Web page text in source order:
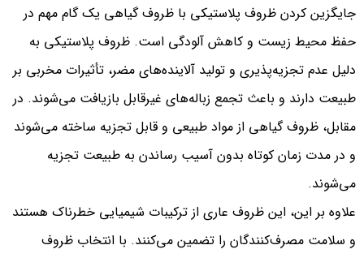
جایگزین کردن ظروف پلاستیکی با ظروف گیاهی یک گام مهم در
حفظ محیط زیست و کاهش آلودگی است. ظروف پلاستیکی به
دلیل عدم تجزیه‌پذیری و تولید آلاینده‌های مضر، تأثیرات مخربی بر
طبیعت دارند و باعث تجمع زباله‌های غیرقابل بازیافت می‌شوند. در
مقابل، ظروف گیاهی از مواد طبیعی و قابل تجزیه ساخته می‌شوند
و در مدت زمان کوتاه بدون آسیب رساندن به طبیعت تجزیه
می‌شوند.
علاوه بر این، این ظروف عاری از ترکیبات شیمیایی خطرناک هستند
و سلامت مصرف‌کنندگان را تضمین می‌کنند. با انتخاب ظروف